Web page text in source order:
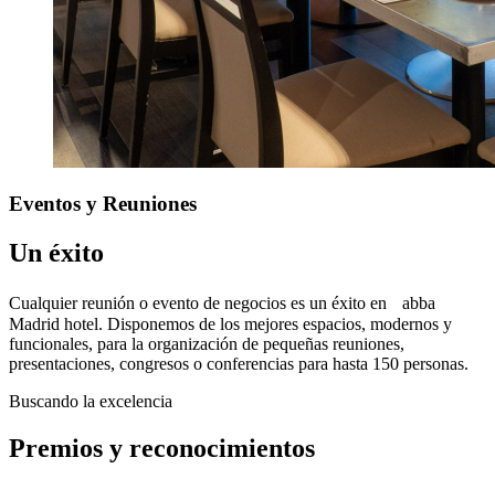
Eventos y Reuniones
Un éxito
Cualquier reunión o evento de negocios es un éxito en abba
Madrid hotel. Disponemos de los mejores espacios, modernos y
funcionales, para la organización de pequeñas reuniones,
presentaciones, congresos o conferencias para hasta 150 personas.
Buscando la excelencia
Premios y reconocimientos